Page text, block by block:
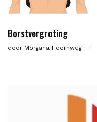
Borstvergroting
door Morgana Hoornweg